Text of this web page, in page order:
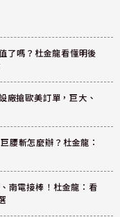
了嗎？杜金龍看懂明後
搶歐美訂單，巨大、
腰斬怎麼辦？杜金龍：
南電接棒！杜金龍：看